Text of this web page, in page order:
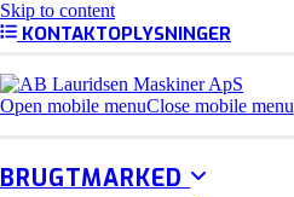
Skip to content
KONTAKTOPLYSNINGER
Open mobile menuClose mobile menu
BRUGTMARKED